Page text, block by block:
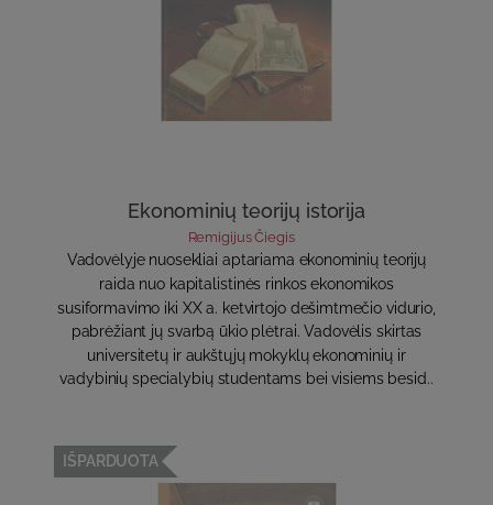
Ekonominių teorijų istorija
Remigijus Čiegis
Vadovėlyje nuosekliai aptariama ekonominių teorijų
raida nuo kapitalistinės rinkos ekonomikos
susiformavimo iki XX a. ketvirtojo dešimtmečio vidurio,
pabrėžiant jų svarbą ūkio plėtrai. Vadovėlis skirtas
universitetų ir aukštųjų mokyklų ekonominių ir
vadybinių specialybių studentams bei visiems besid..
IŠPARDUOTA